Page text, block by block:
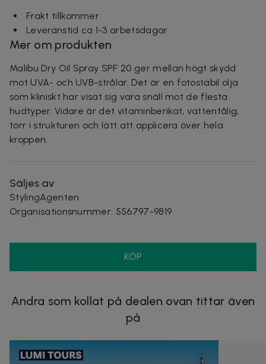
Frakt tillkommer
Leveranstid ca 1-3 arbetsdagar
Mer om produkten
Malibu Dry Oil Spray SPF 20 ger mellan högt skydd
mot UVA- och UVB-strålar. Det är en fotostabil olja
som kliniskt har visat sig vara snäll mot de flesta
hudtyper. Vidare är det vitaminberikat, vattentålig,
torr i strukturen och lätt att applicera över hela
kroppen.
Säljes av
StylingAgenten
Organisationsnummer: 556797-9819
KÖP
Andra som kollat på dealen ovan tittar även
på